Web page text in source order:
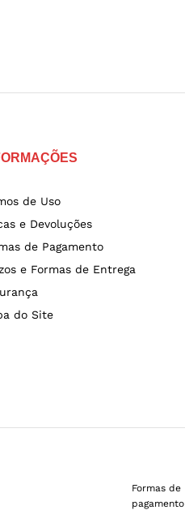
de Uso
e Devoluções
de Pagamento
e Formas de Entrega
do Site
Formas de
pagamento